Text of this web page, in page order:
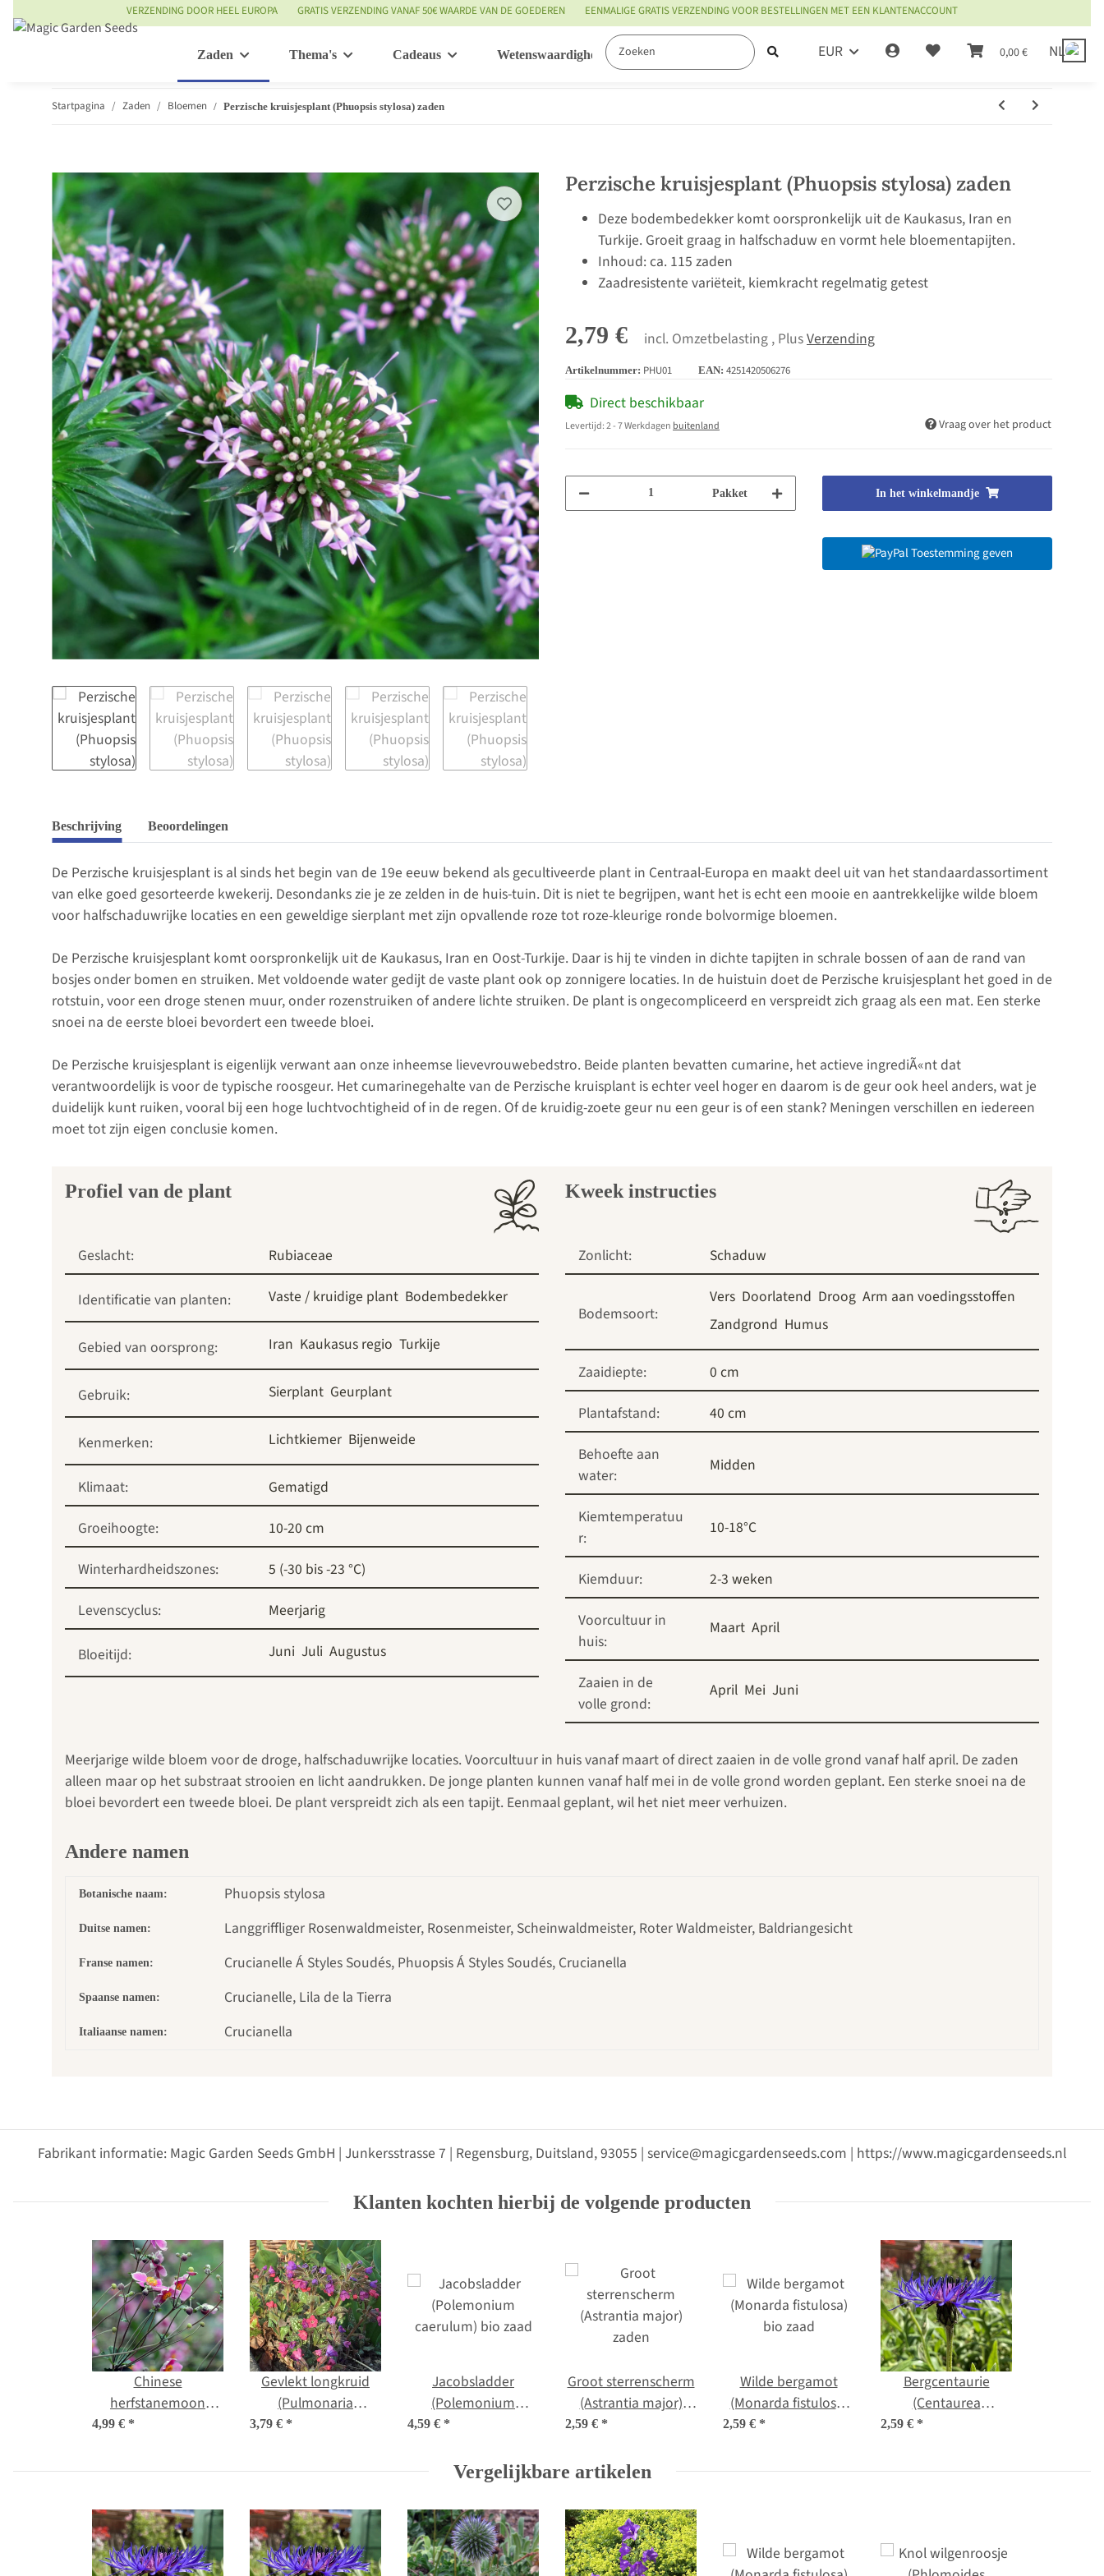
VERZENDING DOOR HEEL EUROPA GRATIS VERZENDING VANAF 50€ WAARDE VAN DE GOEDEREN EENMALIGE GRATIS VERZENDING VOOR BESTELLINGEN MET EEN KLANTENACCOUNT
EUR 0,00 € NL
Zaden Thema's Cadeaus Wetenswaardigheden
Startpagina Zaden Bloemen Perzische kruisjesplant (Phuopsis stylosa) zaden
Perzische kruisjesplant (Phuopsis stylosa) zaden
Deze bodembedekker komt oorspronkelijk uit de Kaukasus, Iran en
Turkije. Groeit graag in halfschaduw en vormt hele bloementapijten.
Inhoud: ca. 115 zaden
Zaadresistente variëteit, kiemkracht regelmatig getest
2,79 € incl. Omzetbelasting , PlusVerzending
Artikelnummer: PHU01 EAN: 4251420506276
Direct beschikbaar
Levertijd:2 - 7 Werkdagen buitenland Vraag over het product
Pakket In het winkelmandje
Toestemming geven
Beschrijving Beoordelingen
De Perzische kruisjesplant is al sinds het begin van de 19e eeuw bekend als gecultiveerde plant in Centraal-Europa en maakt deel uit van het standaardassortiment
van elke goed gesorteerde kwekerij. Desondanks zie je ze zelden in de huis-tuin. Dit is niet te begrijpen, want het is echt een mooie en aantrekkelijke wilde bloem
voor halfschaduwrijke locaties en een geweldige sierplant met zijn opvallende roze tot roze-kleurige ronde bolvormige bloemen.
De Perzische kruisjesplant komt oorspronkelijk uit de Kaukasus, Iran en Oost-Turkije. Daar is hij te vinden in dichte tapijten in schrale bossen of aan de rand van
bosjes onder bomen en struiken. Met voldoende water gedijt de vaste plant ook op zonnigere locaties. In de huistuin doet de Perzische kruisjesplant het goed in de
rotstuin, voor een droge stenen muur, onder rozenstruiken of andere lichte struiken. De plant is ongecompliceerd en verspreidt zich graag als een mat. Een sterke
snoei na de eerste bloei bevordert een tweede bloei.
De Perzische kruisjesplant is eigenlijk verwant aan onze inheemse lievevrouwebedstro. Beide planten bevatten cumarine, het actieve ingrediÃ«nt dat
verantwoordelijk is voor de typische roosgeur. Het cumarinegehalte van de Perzische kruisplant is echter veel hoger en daarom is de geur ook heel anders, wat je
duidelijk kunt ruiken, vooral bij een hoge luchtvochtigheid of in de regen. Of de kruidig-zoete geur nu een geur is of een stank? Meningen verschillen en iedereen
moet tot zijn eigen conclusie komen.
Profiel van de plant
Geslacht: Rubiaceae
Identificatie van planten: Vaste / kruidige plant Bodembedekker
Gebied van oorsprong: Iran Kaukasus regio Turkije
Gebruik: Sierplant Geurplant
Kenmerken: Lichtkiemer Bijenweide
Klimaat:
Gematigd
Groeihoogte:
10-20 cm
Winterhardheidszones:
5 (-30 bis -23 °C)
Levenscyclus:
Meerjarig
Bloeitijd: Juni Juli Augustus
Kweek instructies
Zonlicht: Schaduw
Bodemsoort:
Vers Doorlatend Droog Arm aan voedingsstoffen
Zandgrond Humus
Zaaidiepte:
0 cm
Plantafstand:
40 cm
Behoefte aan
water:
Midden
Kiemtemperatuu
r:
10-18°C
Kiemduur:
2-3 weken
Voorcultuur in
huis:
Maart April
Zaaien in de
volle grond:
April Mei Juni
Meerjarige wilde bloem voor de droge, halfschaduwrijke locaties. Voorcultuur in huis vanaf maart of direct zaaien in de volle grond vanaf half april. De zaden
alleen maar op het substraat strooien en licht aandrukken. De jonge planten kunnen vanaf half mei in de volle grond worden geplant. Een sterke snoei na de
bloei bevordert een tweede bloei. De plant verspreidt zich als een tapijt. Eenmaal geplant, wil het niet meer verhuizen.
Andere namen
Botanische naam: Phuopsis stylosa
Duitse namen: Langgriffliger Rosenwaldmeister, Rosenmeister, Scheinwaldmeister, Roter Waldmeister, Baldriangesicht
Franse namen: Crucianelle Á Styles Soudés, Phuopsis Á Styles Soudés, Crucianella
Spaanse namen: Crucianelle, Lila de la Tierra
Italiaanse namen: Crucianella
Fabrikant informatie: Magic Garden Seeds GmbH | Junkersstrasse 7 | Regensburg, Duitsland, 93055 | service@magicgardenseeds.com | https://www.magicgardenseeds.nl
Klanten kochten hierbij de volgende producten
Chinese
herfstanemoon
(Anemone
japonica) zaden
4,99 € *
Gevlekt longkruid
(Pulmonaria
officinalis) bio zaad
3,79 € *
Jacobsladder
(Polemonium
caerulum) bio zaad
4,59 € *
Groot sterrenscherm
(Astrantia major)
2,59 € *
Wilde bergamot
(Monarda fistulosa)
bio zaad
2,59 € *
Bergcentaurie
(Centaurea
montana) zaden
2,59 € *
Vergelijkbare artikelen